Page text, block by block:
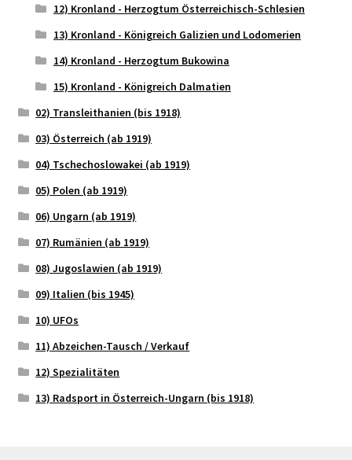
12) Kronland - Herzogtum Österreichisch-Schlesien
13) Kronland - Königreich Galizien und Lodomerien
14) Kronland - Herzogtum Bukowina
15) Kronland - Königreich Dalmatien
02) Transleithanien (bis 1918)
03) Österreich (ab 1919)
04) Tschechoslowakei (ab 1919)
05) Polen (ab 1919)
06) Ungarn (ab 1919)
07) Rumänien (ab 1919)
08) Jugoslawien (ab 1919)
09) Italien (bis 1945)
10) UFOs
11) Abzeichen-Tausch / Verkauf
12) Spezialitäten
13) Radsport in Österreich-Ungarn (bis 1918)